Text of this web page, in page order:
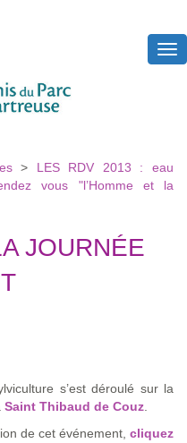
> LES RDV 2013 : eau
vous "l’Homme et la
JOURNÉE
s’est déroulé sur la
Saint Thibaud de Couz.
de cet événement, cliquez